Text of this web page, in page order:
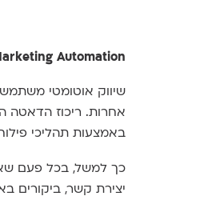
Automation:
שיווק אוטומטי
אחרות. ריכוז הדאטה
באמצעות תהליכי
כך למשל, בכל פעם
יצירת קשר, ביקורים